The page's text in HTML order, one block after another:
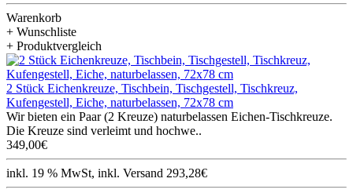
Warenkorb
+ Wunschliste
+ Produktvergleich
2 Stück Eichenkreuze, Tischbein, Tischgestell, Tischkreuz,
Kufengestell, Eiche, naturbelassen, 72x78 cm
Wir bieten ein Paar (2 Kreuze) naturbelassen Eichen-Tischkreuze.
Die Kreuze sind verleimt und hochwe..
349,00€
inkl. 19 % MwSt, inkl. Versand 293,28€